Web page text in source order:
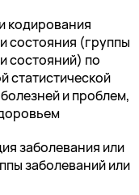
кодирования
состояния (группы
состояний) по
и проблем,
заболевания или
заболеваний или